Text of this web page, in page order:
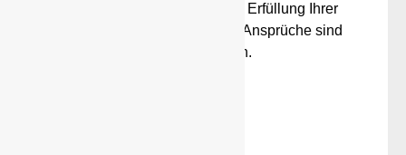
Handeln ist auf die perfekte Erfüllung Ihrer
Wünsche ausgerichtet. Ihre Ansprüche sind
unser Ansporn.